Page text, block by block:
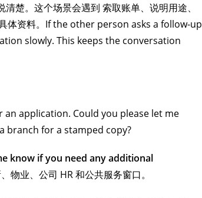
楚。这个场景会遇到 索取账单、说明用途、
体资料。If the other person asks a follow-up
slowly. This keeps the conversation
application. Could you please let me
branch for a stamped copy?
know if you need any additional
物业、公司 HR 和公共服务窗口。